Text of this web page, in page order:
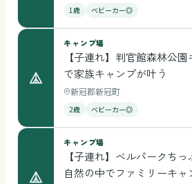
1歳 ベビーカー◎
キャンプ場
【子連れ】判官館森林公
で家族キャンプが叶う
新冠郡新冠町
2歳 ベビーカー◎
キャンプ場
【子連れ】ベルパークち
自然の中でファミリーキャ